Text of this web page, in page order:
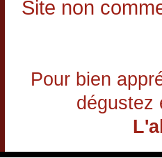
Site non
Pour bien
dégustez